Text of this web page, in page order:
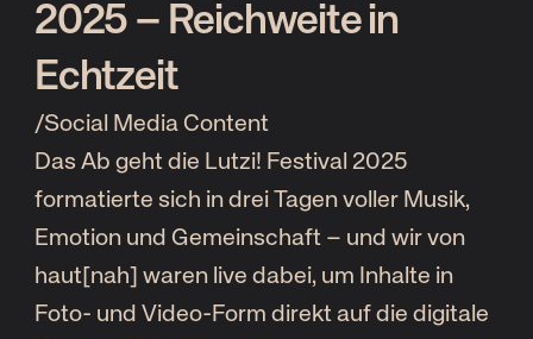
2025 – Reichweite in
Echtzeit
/Social Media Content
Das Ab geht die Lutzi! Festival 2025
formatierte sich in drei Tagen voller Musik,
Emotion und Gemeinschaft – und wir von
haut[nah] waren live dabei, um Inhalte in
Foto- und Video-Form direkt auf die digitale